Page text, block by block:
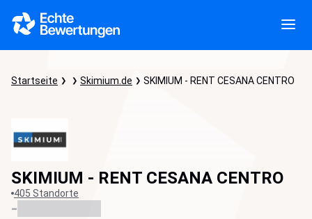
Startseite Skimium.de SKIMIUM - RENT CESANA CENTRO
SKIMIUM - RENT CESANA CENTRO
405 Standorte
-